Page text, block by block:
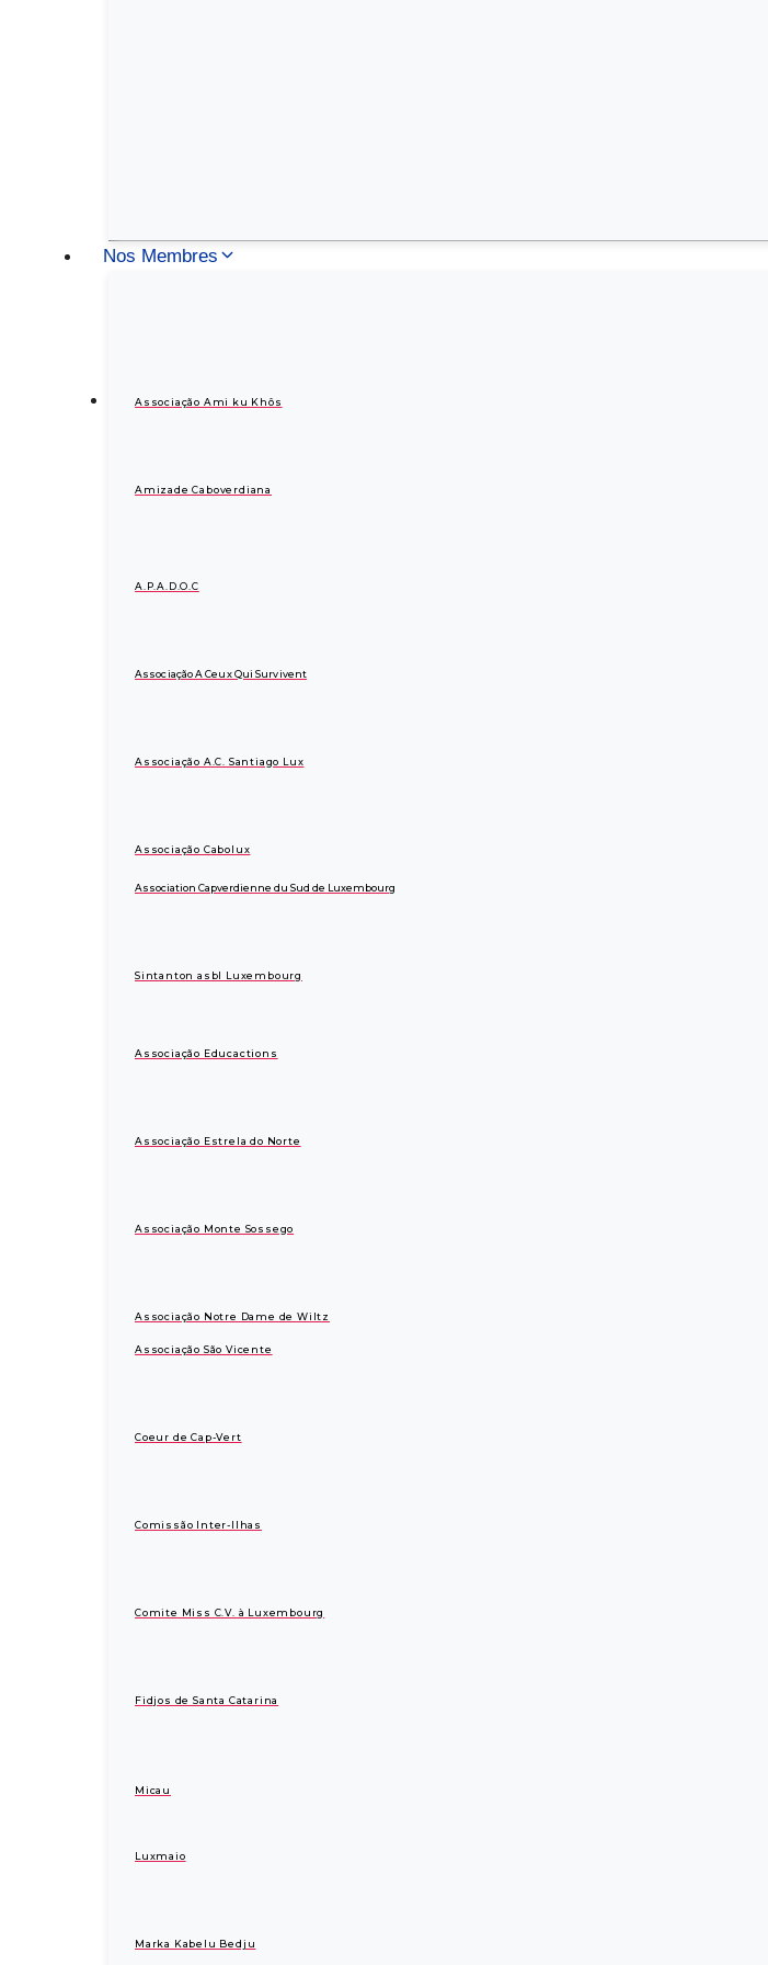
Nos Membres
Associação Ami ku Khôs
Amizade Caboverdiana
A.P.A.D.O.C
Associação A Ceux Qui Survivent
Associação A.C. Santiago Lux
Associação Cabolux
Association Capverdienne du Sud de Luxembourg
Sintanton asbl Luxembourg
Associação Educactions
Associação Estrela do Norte
Associação Monte Sossego
Associação Notre Dame de Wiltz
Associação São Vicente
Coeur de Cap-Vert
Comissão Inter-Ilhas
Comite Miss C.V. à Luxembourg
Fidjos de Santa Catarina
Micau
Luxmaio
Marka Kabelu Bedju